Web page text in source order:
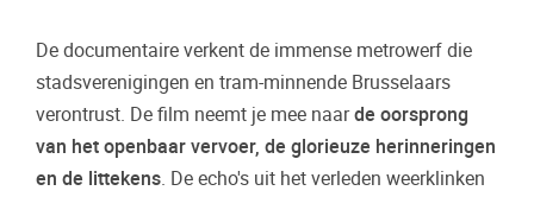
De documentaire verkent de immense metrowerf die
stadsverenigingen en tram-minnende Brusselaars
verontrust. De film neemt je mee naarde oorsprong
van het openbaar vervoer, de glorieuze herinneringen
en de littekens. De echo's uit het verleden weerklinken